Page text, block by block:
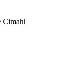
Cimahi